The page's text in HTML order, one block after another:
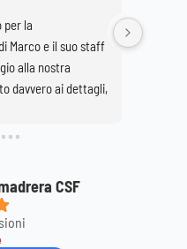
per la
Marco e il suo staff
alla nostra
davvero ai dettagli,
CSF